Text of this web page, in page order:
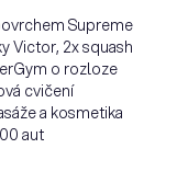
Supreme
Victor, 2x squash
o rozloze
cvičení
a kosmetika
aut